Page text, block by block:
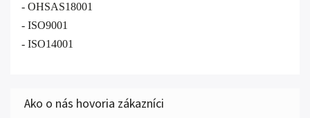
- OHSAS18001
- ISO9001
- ISO14001